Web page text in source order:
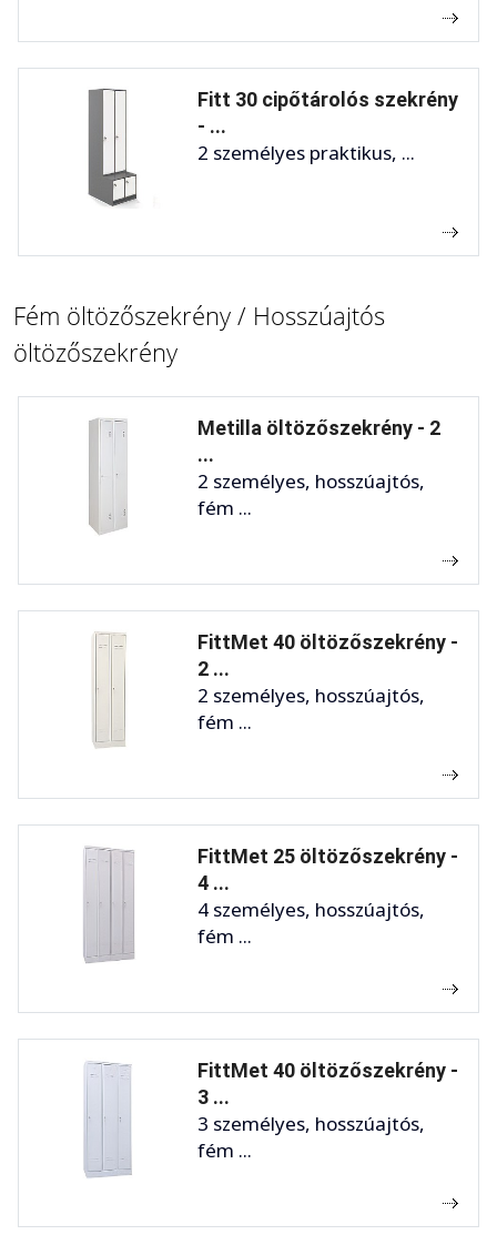
Fitt 30 cipőtárolós szekrény
- ...
2 személyes praktikus, ...
Fém öltözőszekrény / Hosszúajtós
öltözőszekrény
Metilla öltözőszekrény - 2
...
2 személyes, hosszúajtós,
fém ...
FittMet 40 öltözőszekrény -
2 ...
2 személyes, hosszúajtós,
fém ...
FittMet 25 öltözőszekrény -
4 ...
4 személyes, hosszúajtós,
fém ...
FittMet 40 öltözőszekrény -
3 ...
3 személyes, hosszúajtós,
fém ...